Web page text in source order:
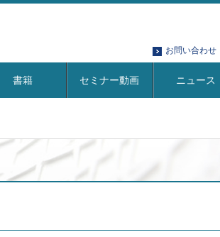
お問い合わせ
書籍 セミナー動画 ニュース